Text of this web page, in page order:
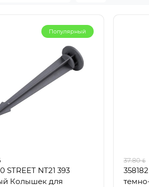
Популярный
STREET NT21 393
Колышек для
37.80